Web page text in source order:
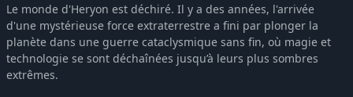
Le monde d'Heryon est déchiré. Il y a des années, l'arrivée
d'une mystérieuse force extraterrestre a fini par plonger la
planète dans une guerre cataclysmique sans fin, où magie et
technologie se sont déchaînées jusqu’à leurs plus sombres
extrêmes.